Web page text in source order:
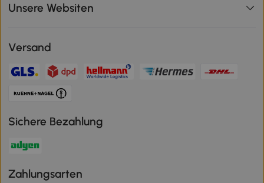
Unsere Websiten
Versand
Sichere Bezahlung
Zahlungsarten